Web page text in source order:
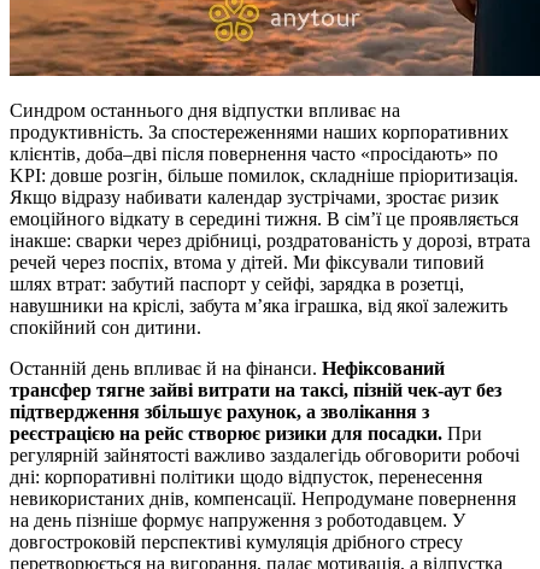
Синдром останнього дня відпустки впливає на
продуктивність. За спостереженнями наших корпоративних
клієнтів, доба–дві після повернення часто «просідають» по
KPI: довше розгін, більше помилок, складніше пріоритизація.
Якщо відразу набивати календар зустрічами, зростає ризик
емоційного відкату в середині тижня. В сім’ї це проявляється
інакше: сварки через дрібниці, роздратованість у дорозі, втрата
речей через поспіх, втома у дітей. Ми фіксували типовий
шлях втрат: забутий паспорт у сейфі, зарядка в розетці,
навушники на кріслі, забута м’яка іграшка, від якої залежить
спокійний сон дитини.
Останній день впливає й на фінанси. Нефіксований
трансфер тягне зайві витрати на таксі, пізній чек-аут без
підтвердження збільшує рахунок, а зволікання з
реєстрацією на рейс створює ризики для посадки. При
регулярній зайнятості важливо заздалегідь обговорити робочі
дні: корпоративні політики щодо відпусток, перенесення
невикористаних днів, компенсації. Непродумане повернення
на день пізніше формує напруження з роботодавцем. У
довгостроковій перспективі кумуляція дрібного стресу
перетворюється на вигорання, падає мотивація, а відпустка